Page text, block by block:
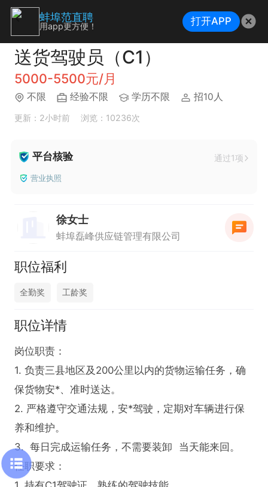
送货驾驶员（C1）
5000-5500元/月
不限 经验不限 学历不限 招10人
更新：2小时前 浏览：10236次
平台核验 通过1项
营业执照
徐女士
蚌埠磊峰供应链管理有限公司
职位福利
全勤奖 工龄奖
职位详情
岗位职责：
1. 负责三县地区及200公里以内的货物运输任务，确
保货物安*、准时送达。
2. 严格遵守交通法规，安*驾驶，定期对车辆进行保
养和维护。
3.  每日完成运输任务，不需要装卸  当天能来回。
任职要求：
蚌埠范直聘
用app更方便！ 打开APP